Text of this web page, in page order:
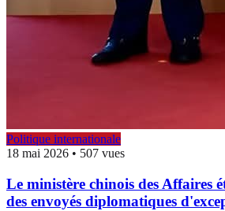
Politique internationale
18 mai 2026 • 507 vues
Le ministère chinois des Affaires
des envoyés diplomatiques